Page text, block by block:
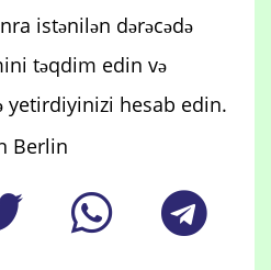
istənilən dərəcədə
təqdim edin və
yetirdiyinizi hesab edin.